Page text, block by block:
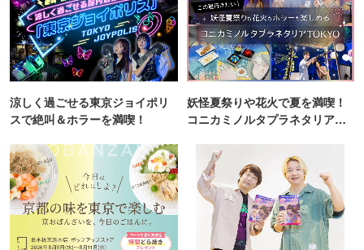
涼しく過ごせる東京ジョイポリ
スで絶叫＆ホラーを満喫！
妖怪夏祭りや花火で夏を満喫！
コニカミノルタプラネタリア